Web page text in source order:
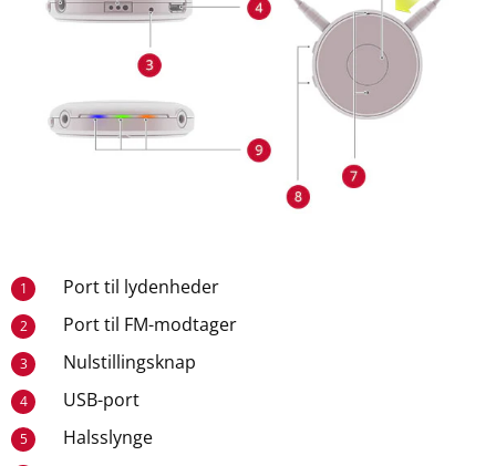
1 Port til lydenheder
2 Port til FM-modtager
3 Nulstillingsknap
4 USB-port
5 Halsslynge